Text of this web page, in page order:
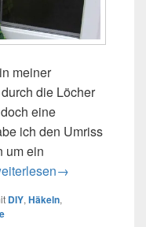
meiner
die Löcher
eine
ich den Umriss
um ein
für Häkeltasche
→
DIY, Häkeln,